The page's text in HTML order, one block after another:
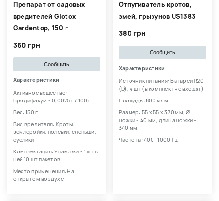
Препарат от садовых
вредителей Glotox
Gardentop, 150 г
360 грн
Сообщить
Характеристики
Активное вещество:
Бродифакум - 0,0025 г / 100 г
Вес: 150 г
Вид вредителя: Кроты,
землеройки, полевки, слепыши,
суслики
Комплектация: Упаковка - 1 шт в
ней 10 шт пакетов
Место применения: На
открытом воздухе
Отпугиватель кротов,
змей, грызунов US1383
380 грн
Сообщить
Характеристики
Источник питания: Батареи R20
(D), 4 шт (в комплект не входят)
Площадь: 800 кв.м
Размер: 55 х 55 х 370 мм, Ø
ножки - 40 мм, длина ножки -
340 мм
Частота: 400 -1000 Гц